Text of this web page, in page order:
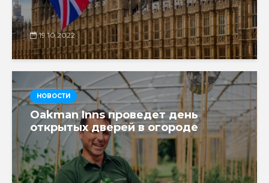
19.10.2022
НОВОСТИ
Oakman Inns проведет день
открытых дверей в огороде